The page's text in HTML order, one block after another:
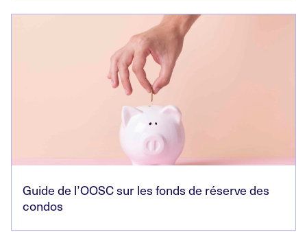
Guide de l’OOSC sur les fonds de réserve des
condos